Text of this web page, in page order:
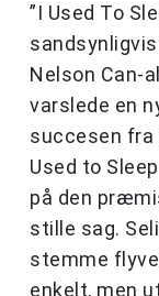
”I Used To
Nelson Can-
varslede en
succesen fra
Used to
på den
stille sag.
stemme
enkelt, men